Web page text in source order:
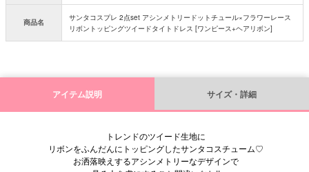
商品名
サンタコスプレ 2点set アシンメトリードットチュール×フラワーレース
リボントッピングツイードタイトドレス [ワンピース+ヘアリボン]
アイテム説明 サイズ・詳細
トレンドのツイード生地に
リボンをふんだんにトッピングしたサンタコスチューム♡
お洒落映えするアシンメトリーなデザインで